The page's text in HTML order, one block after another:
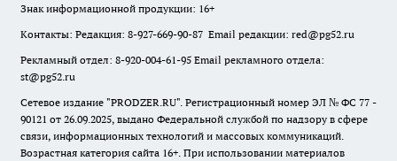
Знак информационной продукции: 16+
Контакты: Редакция: 8-927-669-90-87 Email редакции: red@pg52.ru
Рекламный отдел: 8-920-004-61-95 Email рекламного отдела:
st@pg52.ru
Сетевое издание "PRODZER.RU". Регистрационный номер ЭЛ № ФС 77 -
90121 от 26.09.2025, выдано Федеральной службой по надзору в сфере
связи, информационных технологий и массовых коммуникаций.
Возрастная категория сайта 16+. При использовании материалов